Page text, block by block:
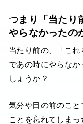
つまり「当たり
やらなかったの
当たり前の、「これ
であの時にやらな
しょうか？
気分や目の前のこ
ことを忘れてしまっ